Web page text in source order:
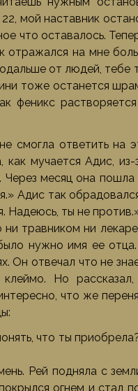
мой наставник
что оставалось.
на мне
от людей,
тоже останется
феникс
смогла ответить на
мучается Адис,
месяц она
Адис так
Надеюсь, ты не
травником ни
нужно имя ее
Он отвечал что не
Но
что же
что ты
Рей подняла с
огнем и стал